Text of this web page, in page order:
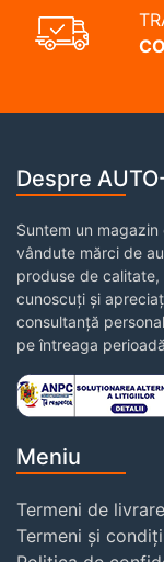
Despre
Suntem un
vândute mărci de
produse de
cunoscuți și
consultanță
pe întreaga
Meniu
Termeni de livrare
Termeni și